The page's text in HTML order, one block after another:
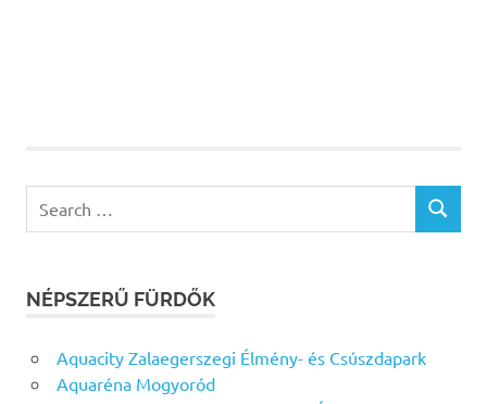
SEARCH
NÉPSZERŰ FÜRDŐK
Aquacity Zalaegerszegi Élmény- és Csúszdapark
Aquaréna Mogyoród